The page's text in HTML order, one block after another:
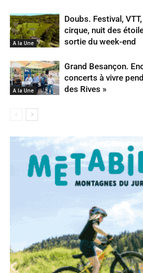
A la Une
Doubs. Festival,
cirque, nuit des
sortie du week-end
A la Une
Grand Besançon.
concerts à vivre
des Rives »